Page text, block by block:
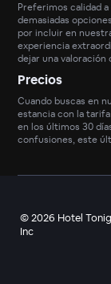
Preferimos calidad
demasiadas
por incluir en
experiencia
dejar una
Precios
Cuando buscas en
estancia con la
en los últimos 30
confusiones, este
©2026 Hotel
Inc